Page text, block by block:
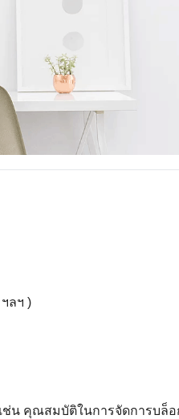
ลฯ )
ช่น คุณสมบัติในการจัดการบล็